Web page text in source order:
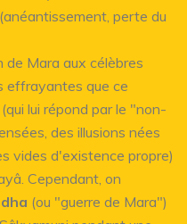
(anéantissement, perte du
Mara aux célèbres
effrayantes que ce
lui répond par le "non-
des illusions nées
vides d'existence propre)
Cependant, on
(ou "guerre de Mara")